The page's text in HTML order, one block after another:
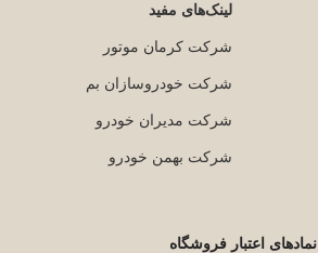
لینک‌های مفید
شرکت کرمان موتور
شرکت خودروسازان بم
شرکت مدیران خودرو
شرکت بهمن خودرو
نمادهای اعتبار فروشگاه